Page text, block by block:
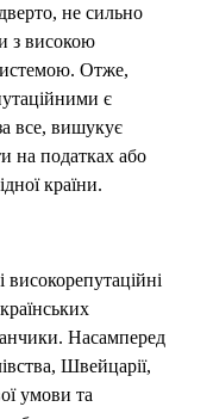
не сильно
з високою
Отже,
є
все, вишукує
на податках або
країни.
Насамперед
Швейцарії,
умови та